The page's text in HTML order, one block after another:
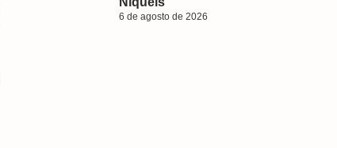
6 de agosto de 2026